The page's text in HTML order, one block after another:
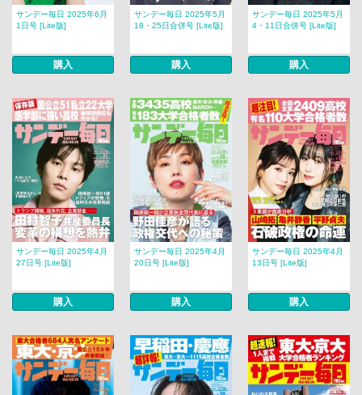
サンデー毎日 2025年6月
1日号 [Lite版]
購入
サンデー毎日 2025年5月
18・25日合併号 [Lite版]
購入
サンデー毎日 2025年5月
4・11日合併号 [Lite版]
購入
サンデー毎日 2025年4月
27日号 [Lite版]
購入
サンデー毎日 2025年4月
20日号 [Lite版]
購入
サンデー毎日 2025年4月
13日号 [Lite版]
購入